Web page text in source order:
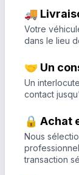
🚚
Votre
dans le lieu
🤝 Un
Un
contact
🔒 Achat
Nous
transaction